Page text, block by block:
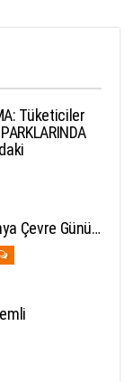
Tüketiciler
Çevre Günü…